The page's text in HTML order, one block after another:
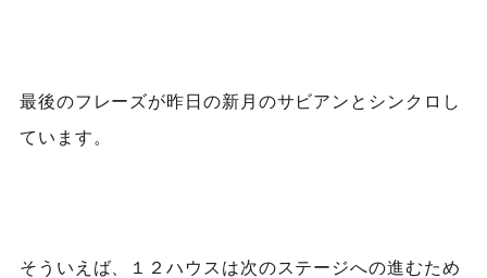
最後のフレーズが昨日の新月のサビアンとシンクロし
ています。
そういえば、１２ハウスは次のステージへの進むため